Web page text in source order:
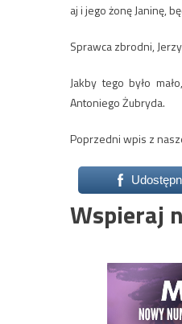
aj i jego żonę Janinę,
Sprawca zbrodni,
Jakby tego było
Antoniego Żubryda.
Poprzedni wpis z
Wspieraj